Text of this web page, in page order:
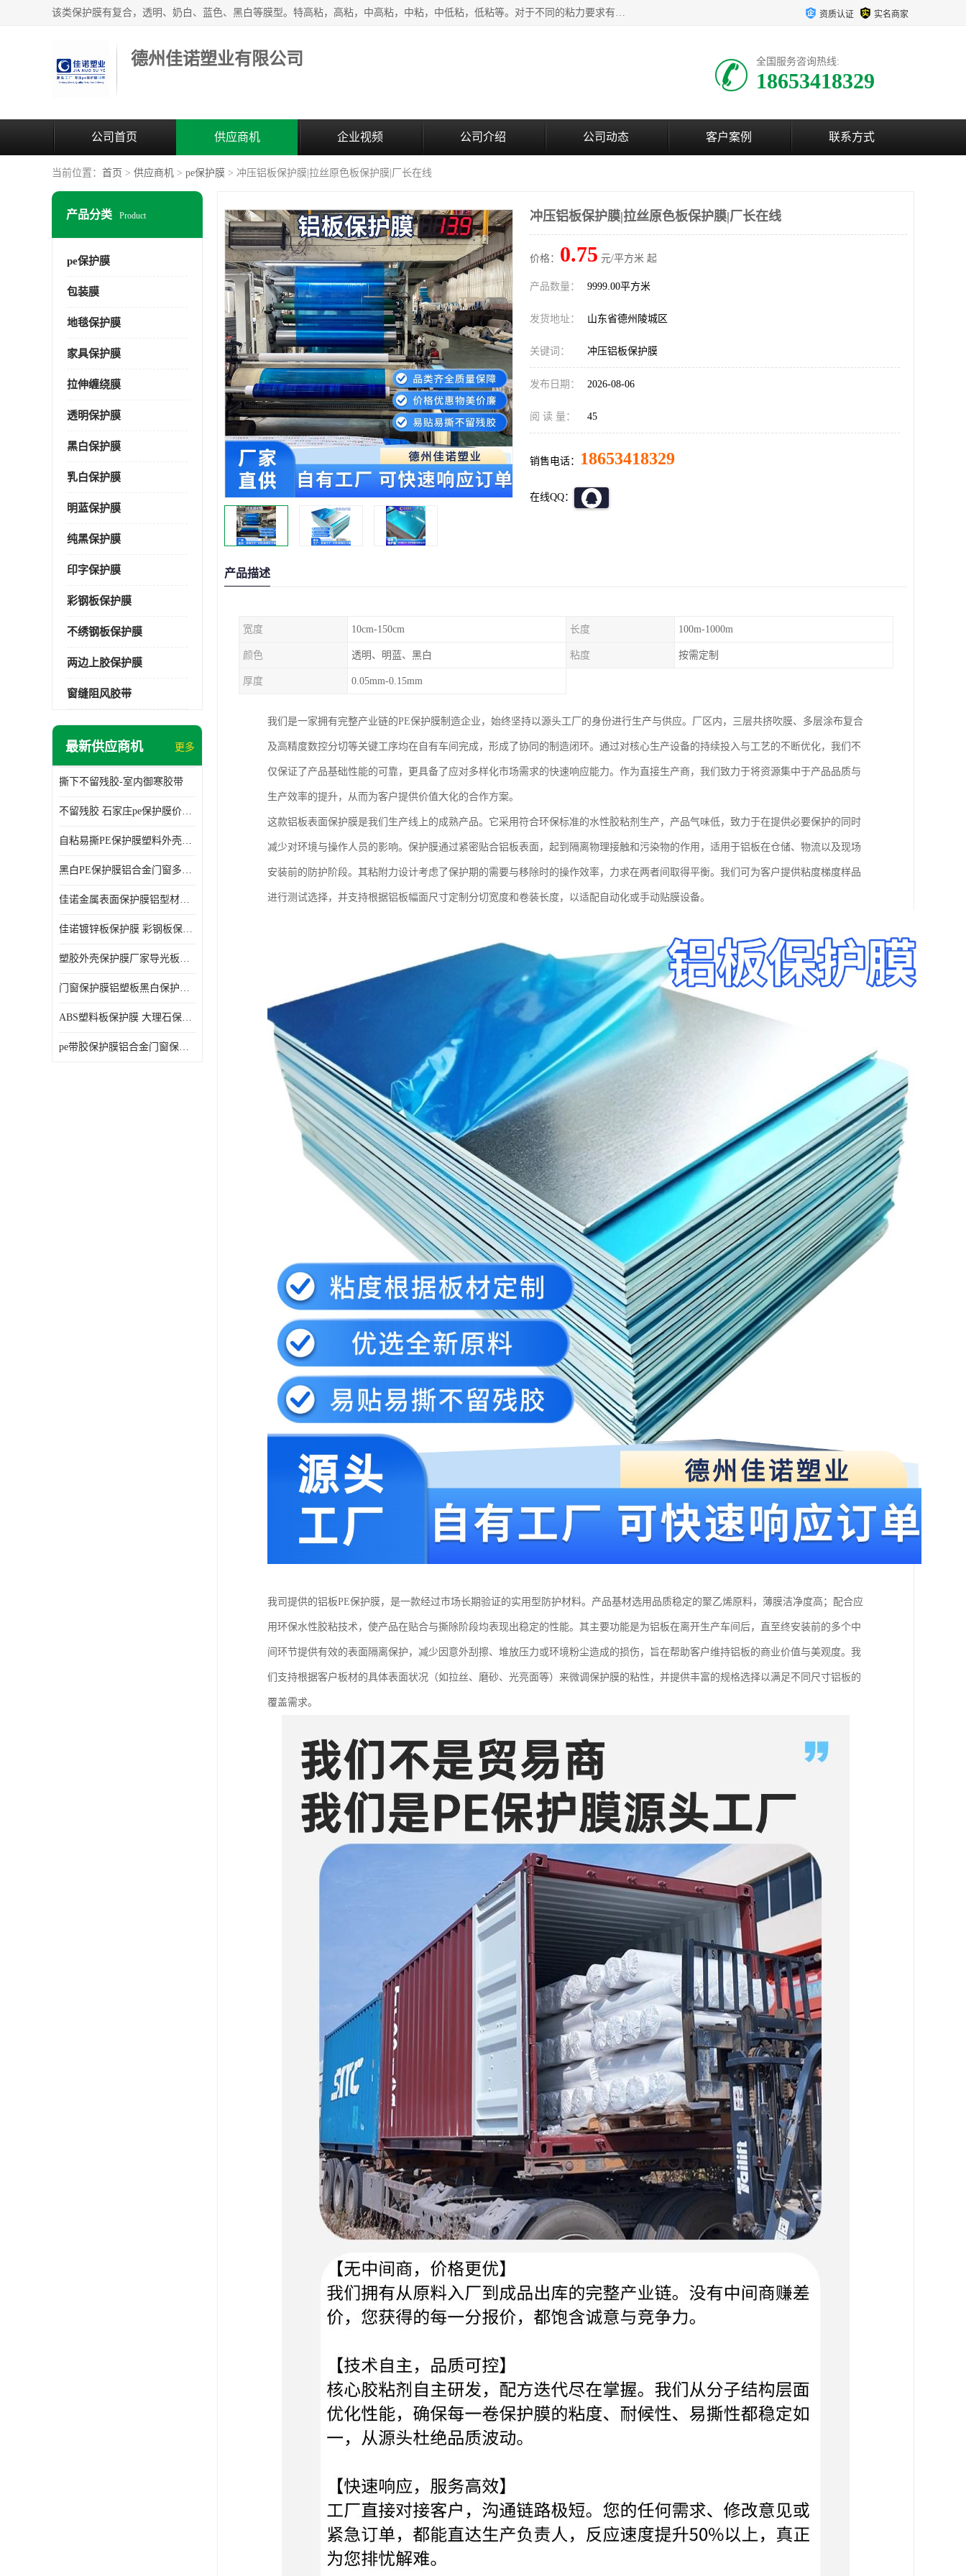
该类保护膜有复合，透明、奶白、蓝色、黑白等膜型。特高粘，高粘，中高粘，中粘，中低粘，低粘等。对于不同的粘力要求有相应的产品相适配。无胶渍残留污染。在较宽的收卷幅度下平整无皱纹，收卷长度大，利于机械化及自动化施工粘贴。为您的产品提供的表面保护解决方案。 产品广泛适用于：铝材、不锈钢、金属、塑料、电子、家电、家具、玻璃、化工材料、装饰材料等。 资质认证 实名商家
德州佳诺塑业有限公司 全国服务咨询热线:
18653418329
公司首页 供应商机 企业视频 公司介绍 公司动态 客户案例 联系方式
当前位置： 首页 > 供应商机 > pe保护膜 > 冲压铝板保护膜|拉丝原色板保护膜|厂长在线
产品分类 Product
pe保护膜
包装膜
地毯保护膜
家具保护膜
拉伸缠绕膜
透明保护膜
黑白保护膜
乳白保护膜
明蓝保护膜
纯黑保护膜
印字保护膜
彩钢板保护膜
不绣钢板保护膜
两边上胶保护膜
窗缝阻风胶带
最新供应商机 更多
撕下不留残胶-室内御寒胶带
不留残胶 石家庄pe保护膜价格 塑料薄膜
自粘易撕PE保护膜塑料外壳导光板亚克力板膜操作方便
黑白PE保护膜铝合金门窗多种颜色支持定制生产
佳诺金属表面保护膜铝型材保护膜不留残胶铝合金窗框保护胶带
佳诺镀锌板保护膜 彩钢板保护pe保护膜
塑胶外壳保护膜厂家导光板保护膜 铝单板保护膜胶带易撕不留胶
门窗保护膜铝塑板黑白保护膜外墙保温板保护膜
ABS塑料板保护膜 大理石保护膜 缠鱼竿保护膜
pe带胶保护膜铝合金门窗保护不锈钢板保护膜大理石建筑材料保护
冲压铝板保护膜|拉丝原色板保护膜|厂长在线
价格： 0.75 元/平方米 起
产品数量： 9999.00平方米
发货地址： 山东省德州陵城区
关键词： 冲压铝板保护膜
发布日期： 2026-08-06
阅 读 量： 45
销售电话： 18653418329
在线QQ：
产品描述
宽度 10cm-150cm 长度 100m-1000m
颜色 透明、明蓝、黑白 粘度 按需定制
厚度 0.05mm-0.15mm
我们是一家拥有完整产业链的PE保护膜制造企业，始终坚持以源头工厂的身份进行生产与供应。厂区内，三层共挤吹膜、多层涂布复合
及高精度数控分切等关键工序均在自有车间完成，形成了协同的制造闭环。通过对核心生产设备的持续投入与工艺的不断优化，我们不
仅保证了产品基础性能的可靠，更具备了应对多样化市场需求的快速响应能力。作为直接生产商，我们致力于将资源集中于产品品质与
生产效率的提升，从而为客户提供价值大化的合作方案。
这款铝板表面保护膜是我们生产线上的成熟产品。它采用符合环保标准的水性胶粘剂生产，产品气味低，致力于在提供必要保护的同时
减少对环境与操作人员的影响。保护膜通过紧密贴合铝板表面，起到隔离物理接触和污染物的作用，适用于铝板在仓储、物流以及现场
安装前的防护阶段。其粘附力设计考虑了保护期的需要与移除时的操作效率，力求在两者间取得平衡。我们可为客户提供粘度梯度样品
进行测试选择，并支持根据铝板幅面尺寸定制分切宽度和卷装长度，以适配自动化或手动贴膜设备。
我司提供的铝板PE保护膜，是一款经过市场长期验证的实用型防护材料。产品基材选用品质稳定的聚乙烯原料，薄膜洁净度高；配合应
用环保水性胶粘技术，使产品在贴合与撕除阶段均表现出稳定的性能。其主要功能是为铝板在离开生产车间后，直至终安装前的多个中
间环节提供有效的表面隔离保护，减少因意外刮擦、堆放压力或环境粉尘造成的损伤，旨在帮助客户维持铝板的商业价值与美观度。我
们支持根据客户板材的具体表面状况（如拉丝、磨砂、光亮面等）来微调保护膜的粘性，并提供丰富的规格选择以满足不同尺寸铝板的
覆盖需求。